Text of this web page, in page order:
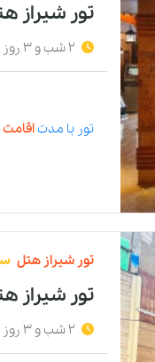
تور شیراز
2 شب و 3 روز
تور با مدتاقامت
تور شیراز هتل
تور شیراز
2 شب و 3 روز